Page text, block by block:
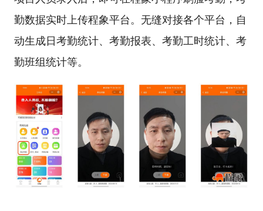
勤数据实时上传程象平台。无缝对接各个平台，自
动生成日考勤统计、考勤报表、考勤工时统计、考
勤班组统计等。